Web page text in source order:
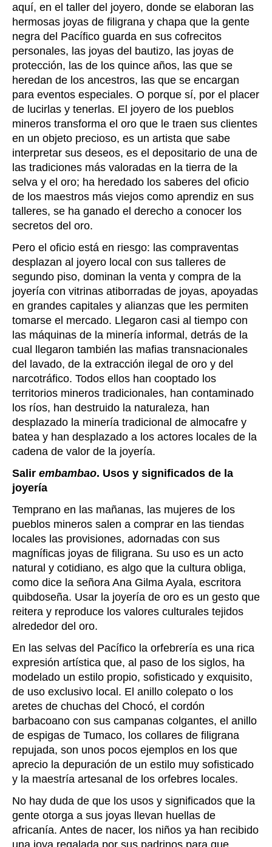
aquí, en el taller del joyero, donde se elaboran las
hermosas joyas de filigrana y chapa que la gente
negra del Pacífico guarda en sus cofrecitos
personales, las joyas del bautizo, las joyas de
protección, las de los quince años, las que se
heredan de los ancestros, las que se encargan
para eventos especiales. O porque sí, por el placer
de lucirlas y tenerlas. El joyero de los pueblos
mineros transforma el oro que le traen sus clientes
en un objeto precioso, es un artista que sabe
interpretar sus deseos, es el depositario de una de
las tradiciones más valoradas en la tierra de la
selva y el oro; ha heredado los saberes del oficio
de los maestros más viejos como aprendiz en sus
talleres, se ha ganado el derecho a conocer los
secretos del oro.
Pero el oficio está en riesgo: las compraventas
desplazan al joyero local con sus talleres de
segundo piso, dominan la venta y compra de la
joyería con vitrinas atiborradas de joyas, apoyadas
en grandes capitales y alianzas que les permiten
tomarse el mercado. Llegaron casi al tiempo con
las máquinas de la minería informal, detrás de la
cual llegaron también las mafias transnacionales
del lavado, de la extracción ilegal de oro y del
narcotráfico. Todos ellos han cooptado los
territorios mineros tradicionales, han contaminado
los ríos, han destruido la naturaleza, han
desplazado la minería tradicional de almocafre y
batea y han desplazado a los actores locales de la
cadena de valor de la joyería.
Salir embambao. Usos y significados de la
joyería
Temprano en las mañanas, las mujeres de los
pueblos mineros salen a comprar en las tiendas
locales las provisiones, adornadas con sus
magníficas joyas de filigrana. Su uso es un acto
natural y cotidiano, es algo que la cultura obliga,
como dice la señora Ana Gilma Ayala, escritora
quibdoseña. Usar la joyería de oro es un gesto que
reitera y reproduce los valores culturales tejidos
alrededor del oro.
En las selvas del Pacífico la orfebrería es una rica
expresión artística que, al paso de los siglos, ha
modelado un estilo propio, sofisticado y exquisito,
de uso exclusivo local. El anillo colepato o los
aretes de chuchas del Chocó, el cordón
barbacoano con sus campanas colgantes, el anillo
de espigas de Tumaco, los collares de filigrana
repujada, son unos pocos ejemplos en los que
aprecio la depuración de un estilo muy sofisticado
y la maestría artesanal de los orfebres locales.
No hay duda de que los usos y significados que la
gente otorga a sus joyas llevan huellas de
africanía. Antes de nacer, los niños ya han recibido
una joya regalada por sus padrinos para que